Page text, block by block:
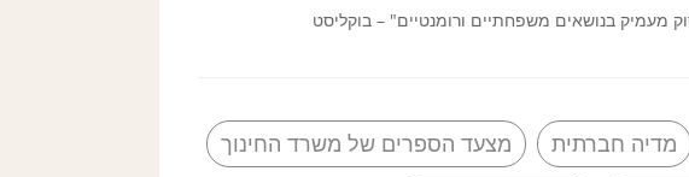
מעמיק בנושאים משפחתיים ורומנטיים" – בוקליסט
מדיה חברתית
מצעד הספרים של משרד החינוך